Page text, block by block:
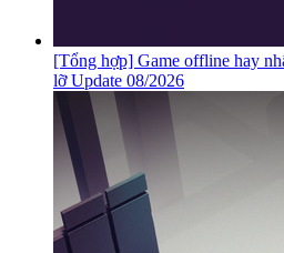
[Tổng hợp] Game offline hay
lỡ Update 08/2026